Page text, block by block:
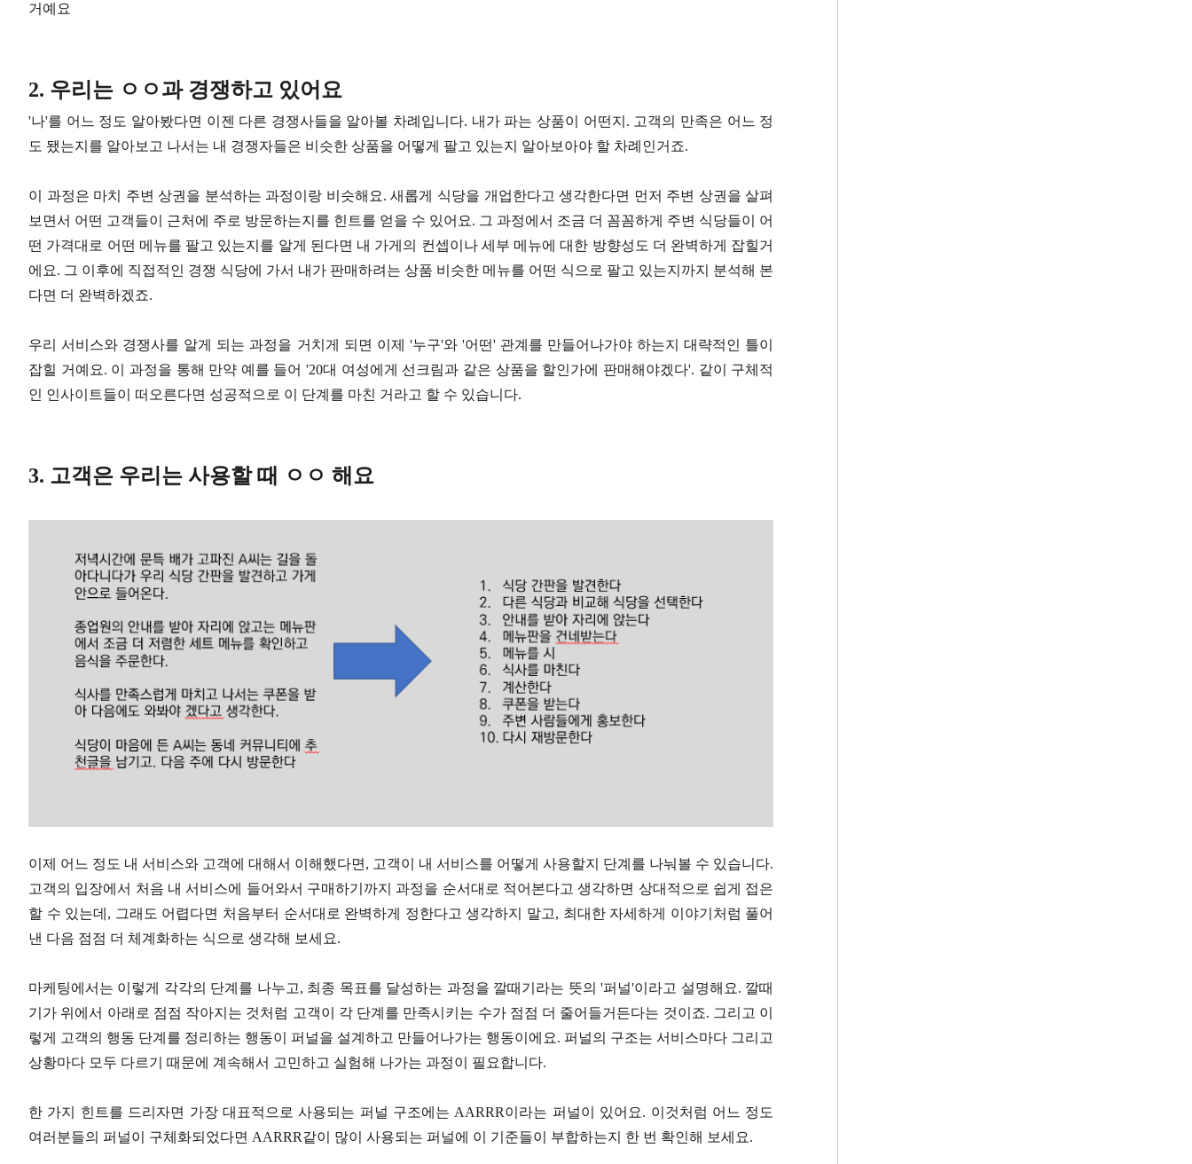
거예요
2. 우리는 ㅇㅇ과 경쟁하고 있어요
'나'를 어느 정도 알아봤다면 이젠 다른 경쟁사들을 알아볼 차례입니다. 내가 파는 상품이 어떤지. 고객의 만족은 어느 정
도 됐는지를 알아보고 나서는 내 경쟁자들은 비슷한 상품을 어떻게 팔고 있는지 알아보아야 할 차례인거죠.
이 과정은 마치 주변 상권을 분석하는 과정이랑 비슷해요. 새롭게 식당을 개업한다고 생각한다면 먼저 주변 상권을 살펴
보면서 어떤 고객들이 근처에 주로 방문하는지를 힌트를 얻을 수 있어요. 그 과정에서 조금 더 꼼꼼하게 주변 식당들이 어
떤 가격대로 어떤 메뉴를 팔고 있는지를 알게 된다면 내 가게의 컨셉이나 세부 메뉴에 대한 방향성도 더 완벽하게 잡힐거
에요. 그 이후에 직접적인 경쟁 식당에 가서 내가 판매하려는 상품 비슷한 메뉴를 어떤 식으로 팔고 있는지까지 분석해 본
다면 더 완벽하겠죠.
우리 서비스와 경쟁사를 알게 되는 과정을 거치게 되면 이제 '누구'와 '어떤' 관계를 만들어나가야 하는지 대략적인 틀이
잡힐 거예요. 이 과정을 통해 만약 예를 들어 '20대 여성에게 선크림과 같은 상품을 할인가에 판매해야겠다'. 같이 구체적
인 인사이트들이 떠오른다면 성공적으로 이 단계를 마친 거라고 할 수 있습니다.
3. 고객은 우리는 사용할 때 ㅇㅇ 해요
이제 어느 정도 내 서비스와 고객에 대해서 이해했다면, 고객이 내 서비스를 어떻게 사용할지 단계를 나눠볼 수 있습니다.
고객의 입장에서 처음 내 서비스에 들어와서 구매하기까지 과정을 순서대로 적어본다고 생각하면 상대적으로 쉽게 접은
할 수 있는데, 그래도 어렵다면 처음부터 순서대로 완벽하게 정한다고 생각하지 말고, 최대한 자세하게 이야기처럼 풀어
낸 다음 점점 더 체계화하는 식으로 생각해 보세요.
마케팅에서는 이렇게 각각의 단계를 나누고, 최종 목표를 달성하는 과정을 깔때기라는 뜻의 '퍼널'이라고 설명해요. 깔때
기가 위에서 아래로 점점 작아지는 것처럼 고객이 각 단계를 만족시키는 수가 점점 더 줄어들거든다는 것이죠. 그리고 이
렇게 고객의 행동 단계를 정리하는 행동이 퍼널을 설계하고 만들어나가는 행동이에요. 퍼널의 구조는 서비스마다 그리고
상황마다 모두 다르기 때문에 계속해서 고민하고 실험해 나가는 과정이 필요합니다.
한 가지 힌트를 드리자면 가장 대표적으로 사용되는 퍼널 구조에는 AARRR이라는 퍼널이 있어요. 이것처럼 어느 정도
여러분들의 퍼널이 구체화되었다면 AARRR같이 많이 사용되는 퍼널에 이 기준들이 부합하는지 한 번 확인해 보세요.